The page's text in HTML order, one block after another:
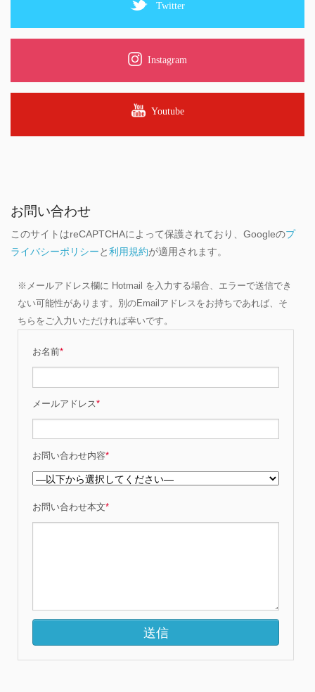
Twitter
Instagram
Youtube
お問い合わせ
このサイトはreCAPTCHAによって保護されており、Googleのプ
ライバシーポリシーと利用規約が適用されます。
※メールアドレス欄に Hotmail を入力する場合、エラーで送信でき
ない可能性があります。別のEmailアドレスをお持ちであれば、そ
ちらをご入力いただければ幸いです。
お名前*
メールアドレス*
お問い合わせ内容*
お問い合わせ本文*